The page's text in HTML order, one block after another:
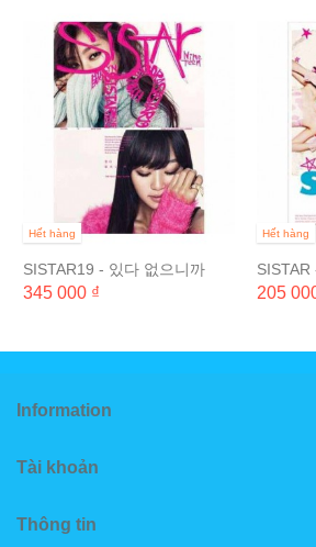
Hết hàng
SISTAR19 - 있다 없으니까
(SPECIAL PHOTO EDITION)
345 000 ₫
Hết hàng
SISTAR
(Single)
205
Information
Tài khoản
Thông tin